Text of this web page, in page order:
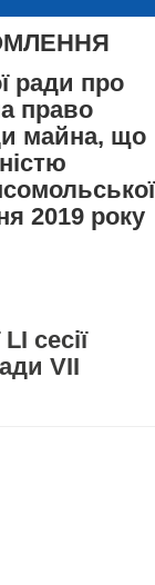
ради про
право
майна, що
2019 року
сесії
VII